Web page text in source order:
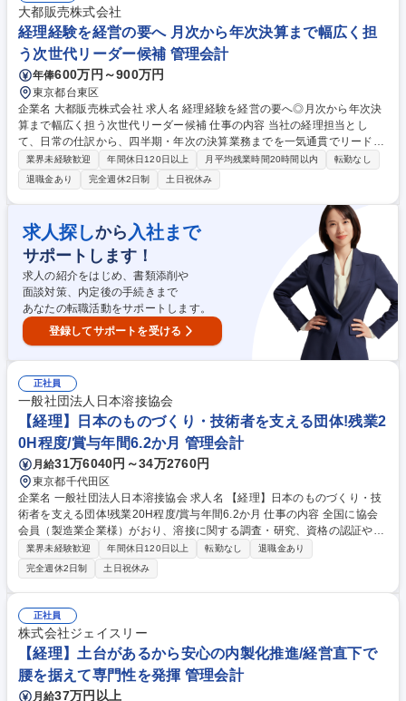
PC・OA機器・携帯端末等の管理など ※業務内容の変更範囲：当社の指定
する業務 募集職種 財務・管理会計・総務中心／経営層と近い立場／綜通
グループの安定基盤◎
大都販売株式会社
経理経験を経営の要へ 月次から年次決算まで幅広く担
う次世代リーダー候補 管理会計
年俸600万円～900万円
東京都台東区
企業名 大都販売株式会社 求人名 経理経験を経営の要へ◎月次から年次決
算まで幅広く担う次世代リーダー候補 仕事の内容 当社の経理担当とし
て、日常の仕訳から、四半期・年次の決算業務までを一気通貫でリード。
正確な数値管理を通じて、業界を牽引する大都販売の経営基盤をダイレク
トに支える責任と誇りを感じられます。 ≪詳細≫■仕訳・伝票作成、経費
精算 ■売掛金・買掛金の管理 ■月次、四半期、年次決算業務の補助 ■現預
金管理、資金繰り表の作成 ■顧問税理士との連携、申告書類の作成補助
【業務内容の変更範囲】当社の指定する業務 募集職種 経理経験を経営の
要へ◎月次から年次決算まで幅広く担う次世代リーダー候補
業界未経験歓迎 年間休日120日以上 月平均残業時間20時間以内
転勤なし
退職金あり
完全週休2日制 土日祝休み
求人探しから 入社まで
サポートします！
求人の紹介をはじめ、書類添削や
面談対策、内定後の手続きまで
あなたの転職活動をサポートします。
登録してサポートを受ける
正社員
一般社団法人日本溶接協会
【経理】日本のものづくり・技術者を支える団体!残業2
0H程度/賞与年間6.2か月 管理会計
月給31万6040円～34万2760円
東京都千代田区
企業名 一般社団法人日本溶接協会 求人名 【経理】日本のものづくり・技
術者を支える団体!残業20H程度/賞与年間6.2か月 仕事の内容 全国に協会
会員（製造業企業様）がおり、溶接に関する調査・研究、資格の認証や教
育などを行っている当協会にて、経理を担当いただきます。 【詳細】仕
訳、月次年次決算サポート、銀行からの問い合わせ対応、資料作成、財務
に関する委員会の運営 など 【具体的には】■全国の支部にも経理担当がお
り、仕分けの方法など問合せも来ます。その際は本部経理担当としてサポ
ートいただきます。■当協会内には会員企業様で構成される委員会が複数
あります。そのうち、資産や会計に関して議論をする財務委員会にて、会
議運営の準備・進行業務が発生します。 募集職種 【経理】日本のものづ
くり・技術者を支える団体!残業20H程度/賞与年間6.2か月
業界未経験歓迎 年間休日120日以上 転勤なし
退職金あり
完全週休2日制
土日祝休み
正社員
株式会社ジェイスリー
【経理】土台があるから安心の内製化推進/経営直下で
腰を据えて専門性を発揮 管理会計
月給37万円以上